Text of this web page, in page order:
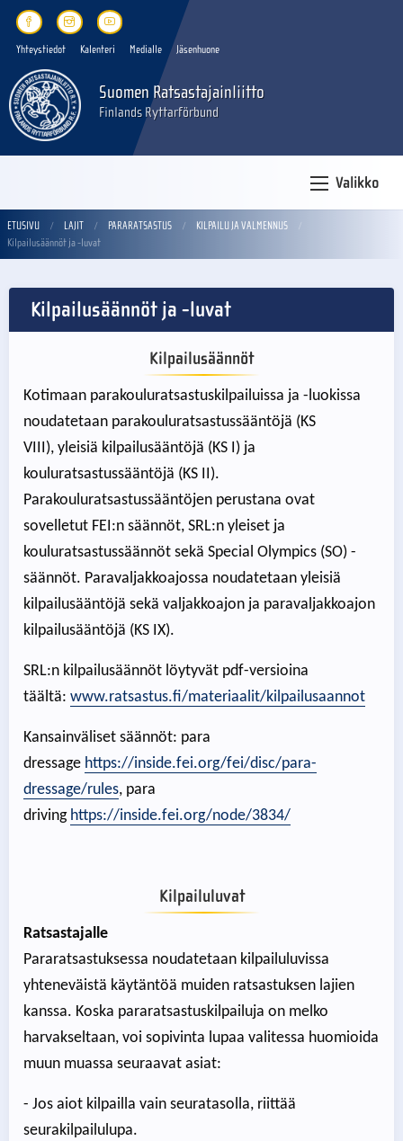
Yhteystiedot Kalenteri Medialle Jäsenhuone
Suomen Ratsastajainliitto
Finlands Ryttarförbund
Valikko
ETUSIVU LAJIT PARARATSASTUS
KILPAILU JA VALMENNUS
Kilpailusäännöt ja -luvat
Kilpailusäännöt ja -luvat
Kilpailusäännöt
Kotimaan parakouluratsastuskilpailuissa ja -luokissa
noudatetaan parakouluratsastussääntöjä (KS
VIII), yleisiä kilpailusääntöjä (KS I) ja
kouluratsastussääntöjä (KS II).
Parakouluratsastussääntöjen perustana ovat
sovelletut FEI:n säännöt, SRL:n yleiset ja
kouluratsastussäännöt sekä Special Olympics (SO) -
säännöt. Paravaljakkoajossa noudatetaan yleisiä
kilpailusääntöjä sekä valjakkoajon ja paravaljakkoajon
kilpailusääntöjä (KS IX).
SRL:n kilpailusäännöt löytyvät pdf-versioina
täältä: www.ratsastus.fi/materiaalit/kilpailusaannot
Kansainväliset säännöt: para
dressage https://inside.fei.org/fei/disc/para-
dressage/rules, para
driving https://inside.fei.org/node/3834/
Kilpailuluvat
Ratsastajalle
Pararatsastuksessa noudatetaan kilpailuluvissa
yhteneväistä käytäntöä muiden ratsastuksen lajien
kanssa. Koska pararatsastuskilpailuja on melko
harvakseltaan, voi sopivinta lupaa valitessa huomioida
muun muassa seuraavat asiat:
- Jos aiot kilpailla vain seuratasolla, riittää
seurakilpailulupa.